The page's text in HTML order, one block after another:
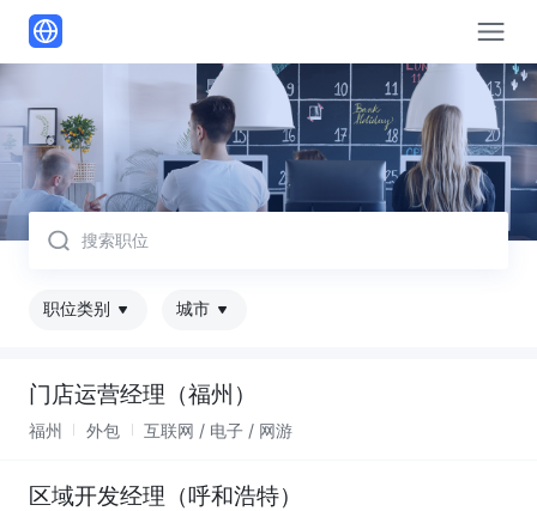
取消
职位类别 城市
门店运营经理（福州）
福州 外包 互联网 / 电子 / 网游
区域开发经理（呼和浩特）